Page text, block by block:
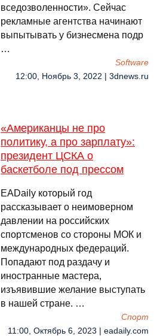
вседозволенности». Сейчас
рекламные агентства начинают
выпытывать у бизнесмена подр
…
Software
12:00, Ноябрь 3, 2022 | 3dnews.ru
«Американцы не про
политику, а про зарплату»:
президент ЦСКА о
баскетболе под прессом
EADaily который год
рассказывает о неимоверном
давлении на российских
спортсменов со стороны МОК и
международных федераций.
Попадают под раздачу и
иностранные мастера,
изъявившие желание выступать
в нашей стране. …
Спорт
11:00, Октябрь 6, 2023 | eadaily.com